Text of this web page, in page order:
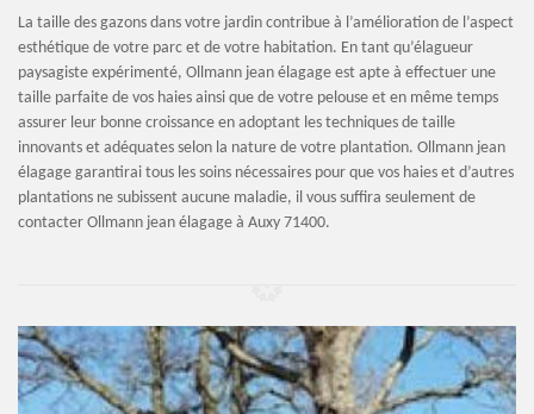
La taille des gazons dans votre jardin contribue à l’amélioration de l’aspect
esthétique de votre parc et de votre habitation. En tant qu’élagueur
paysagiste expérimenté, Ollmann jean élagage est apte à effectuer une
taille parfaite de vos haies ainsi que de votre pelouse et en même temps
assurer leur bonne croissance en adoptant les techniques de taille
innovants et adéquates selon la nature de votre plantation. Ollmann jean
élagage garantirai tous les soins nécessaires pour que vos haies et d’autres
plantations ne subissent aucune maladie, il vous suffira seulement de
contacter Ollmann jean élagage à Auxy 71400.